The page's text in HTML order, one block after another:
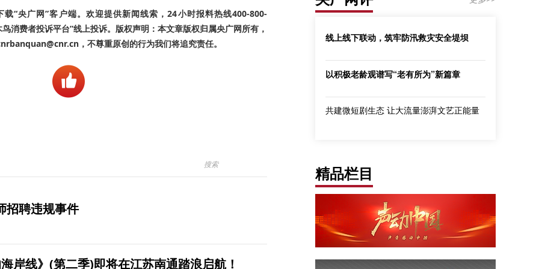
“央广网”客户端。欢迎提供新闻线索，24小时报料热线400-800-
消费者投诉平台”线上投诉。版权声明：本文章版权归属央广网所有，
，不尊重原创的行为我们将追究责任。
招聘违规事件
岸线》(第二季)即将在江苏南通踏浪启航！
线上线下联动，筑牢防汛救灾安全堤坝
以积极老龄观谱写“老有所为”新篇章
共建微短剧生态 让大流量澎湃文艺正能量
精品栏目